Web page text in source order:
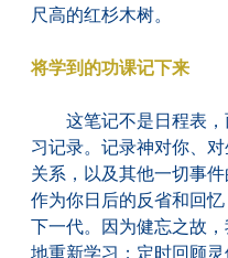
尺高的红杉木树。
将学到的功课记下来
这笔记不是日程表，
习记录。记录神对你、
关系，以及其他一切事
作为你日后的反省和回
下一代。因为健忘之故
地重新学习；定时回顾